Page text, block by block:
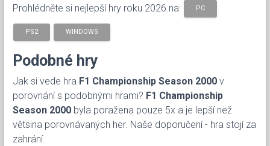
Prohlédněte si nejlepší hry roku 2026 na: PC
PS2 WINDOWS
Podobné hry
Jak si vede hra F1 Championship Season 2000 v
porovnání s podobnými hrami? F1 Championship
Season 2000 byla poražena pouze 5x a je lepší než
větsina porovnávaných her. Naše doporučení - hra stojí za
zahrání.